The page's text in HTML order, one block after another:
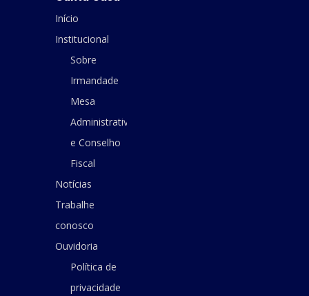
Início
Institucional
Sobre
Irmandade
Mesa
Administrativa
e Conselho
Fiscal
Notícias
Trabalhe
conosco
Ouvidoria
Política de
privacidade